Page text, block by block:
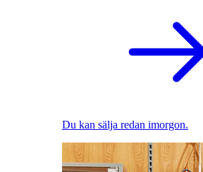
Du kan sälja redan imorgon.